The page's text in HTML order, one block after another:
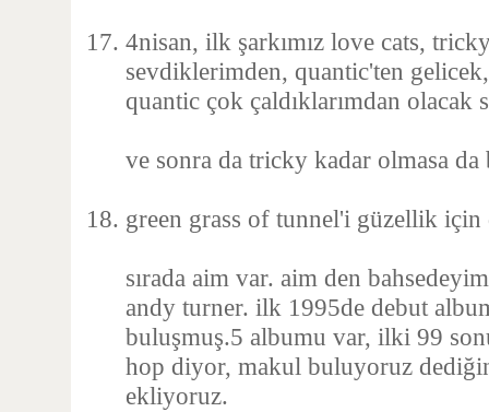
4nisan, ilk şarkımız love cats,
sevdiklerimden, quantic'ten
quantic çok çaldıklarımdan olacak
ve sonra da tricky kadar olmasa
green grass of tunnel'i güzellik
sırada aim var. aim den
andy turner. ilk 1995de debut
buluşmuş.5 albumu var, ilki 99
hop diyor, makul buluyoruz
ekliyoruz.